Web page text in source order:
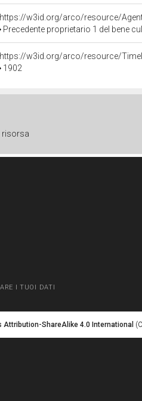
w3id.org/arco/resource/
Precedente proprietario 1 del bene
w3id.org/arco/resource/
1902
risorsa
I TUOI DATI
Attribution-ShareAlike 4.0 International